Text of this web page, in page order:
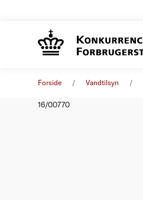
Forside Vandtilsyn
16/00770